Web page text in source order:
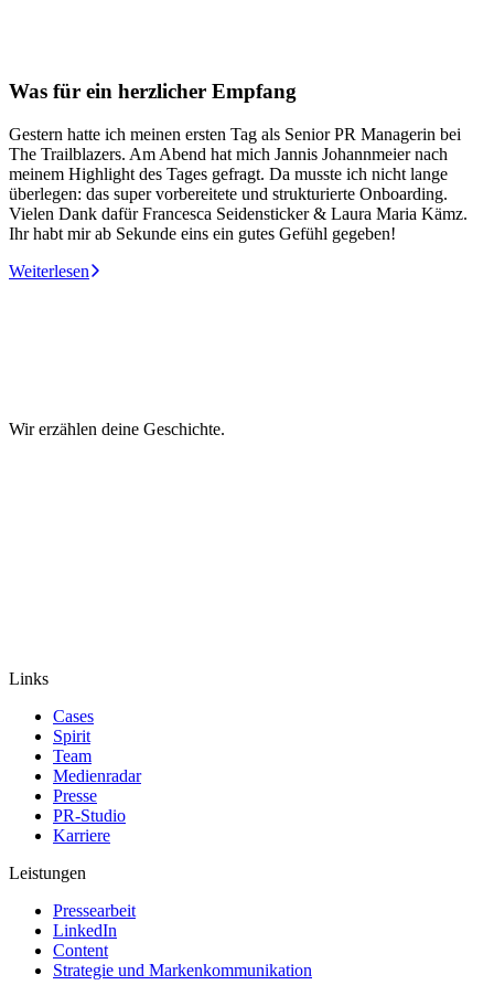
Was für ein herzlicher Empfang
Gestern hatte ich meinen ersten Tag als Senior PR Managerin bei
The Trailblazers. Am Abend hat mich Jannis Johannmeier nach
meinem Highlight des Tages gefragt. Da musste ich nicht lange
überlegen: das super vorbereitete und strukturierte Onboarding.
Vielen Dank dafür Francesca Seidensticker & Laura Maria Kämz.
Ihr habt mir ab Sekunde eins ein gutes Gefühl gegeben!
Weiterlesen
Wir erzählen deine Geschichte.
Links
Cases
Spirit
Team
Medienradar
Presse
PR-Studio
Karriere
Leistungen
Pressearbeit
LinkedIn
Content
Strategie und Markenkommunikation